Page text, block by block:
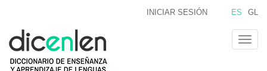
contenido
principal
ES GL
INICIAR SESIÓN